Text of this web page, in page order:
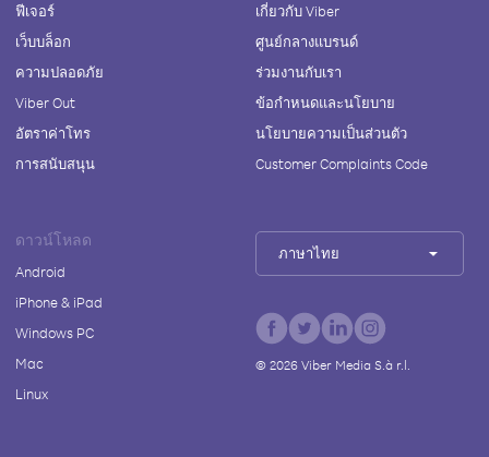
ฟีเจอร์
เว็บบล็อก
ความปลอดภัย
Viber Out
อัตราค่าโทร
การสนับสนุน
เกี่ยวกับ Viber
ศูนย์กลางแบรนด์
ร่วมงานกับเรา
ข้อกำหนดและนโยบาย
นโยบายความเป็นส่วนตัว
Customer Complaints Code
ดาวน์โหลด
Android
iPhone & iPad
Windows PC
Mac
Linux
ภาษาไทย
© 2026Viber Media S.à r.l.